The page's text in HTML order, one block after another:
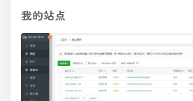
我的站点